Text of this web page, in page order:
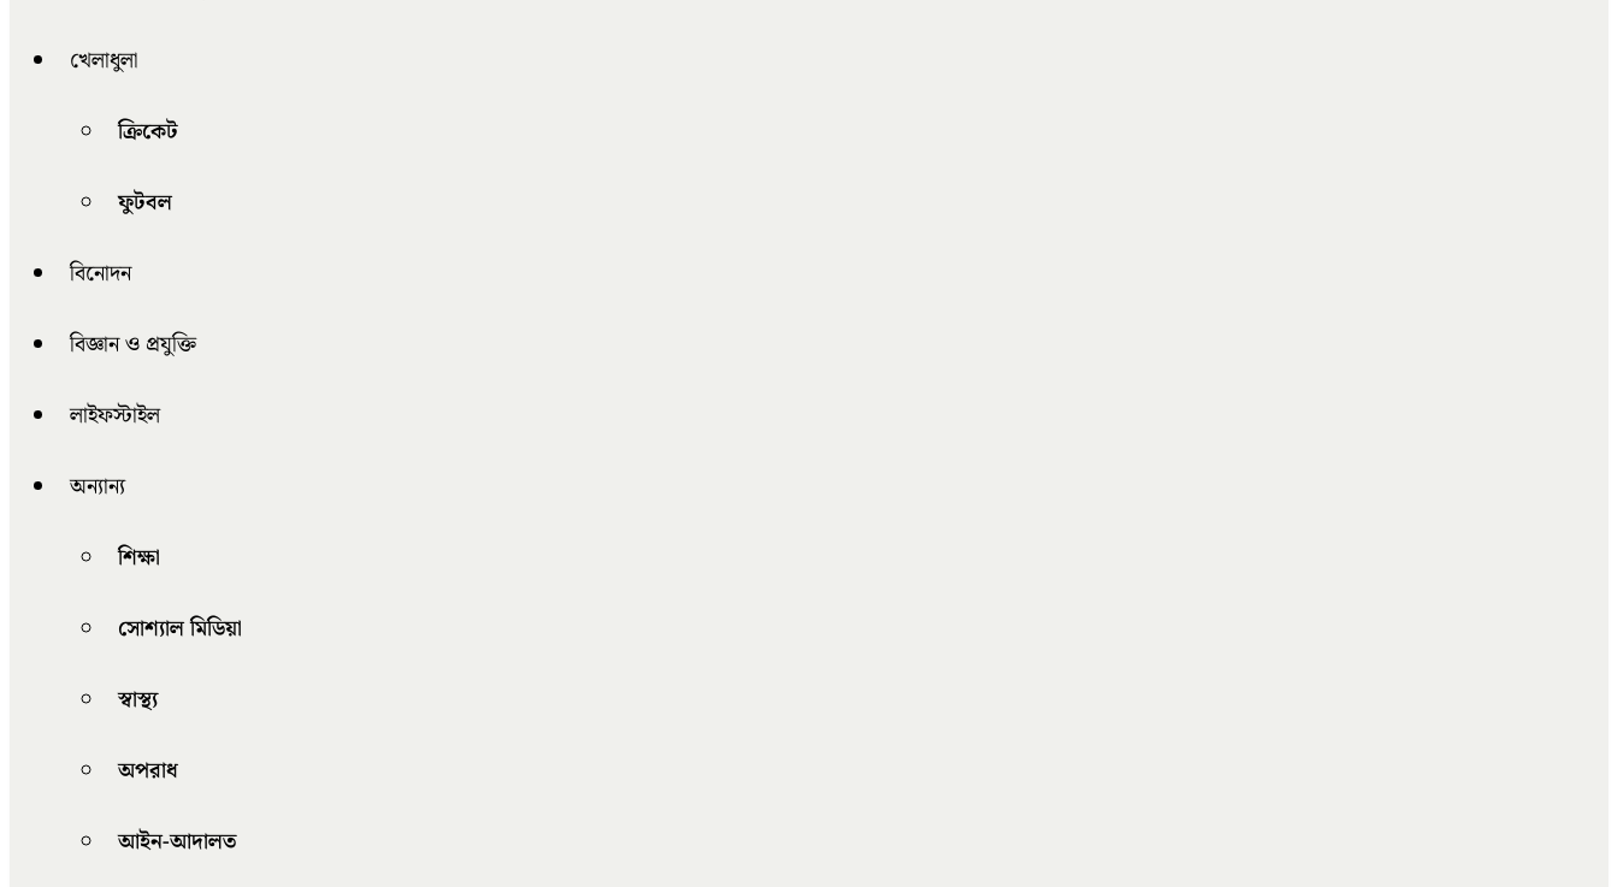
খেলাধুলা
ক্রিকেট
ফুটবল
বিনোদন
বিজ্ঞান ও প্রযুক্তি
লাইফস্টাইল
অন্যান্য
শিক্ষা
সোশ্যাল মিডিয়া
স্বাস্থ্য
অপরাধ
আইন-আদালত